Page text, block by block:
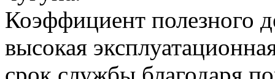
Коэффициент полезного
высокая